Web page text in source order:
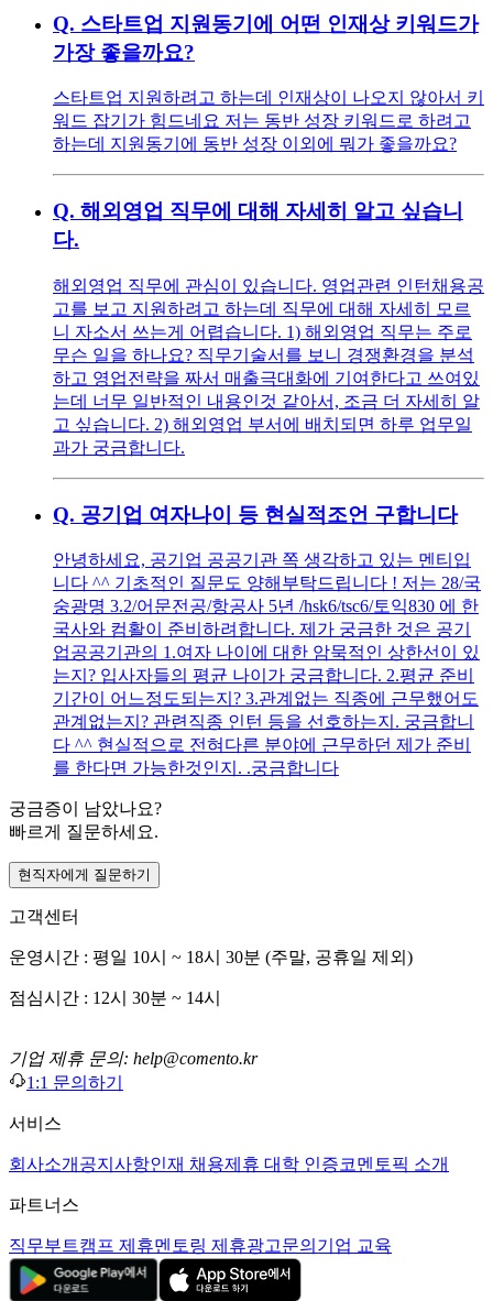
Q. 스타트업 지원동기에 어떤 인재상 키워드가
가장 좋을까요?
스타트업 지원하려고 하는데 인재상이 나오지 않아서 키
워드 잡기가 힘드네요 저는 동반 성장 키워드로 하려고
하는데 지원동기에 동반 성장 이외에 뭐가 좋을까요?
Q. 해외영업 직무에 대해 자세히 알고 싶습니
다.
해외영업 직무에 관심이 있습니다. 영업관련 인턴채용공
고를 보고 지원하려고 하는데 직무에 대해 자세히 모르
니 자소서 쓰는게 어렵습니다. 1) 해외영업 직무는 주로
무슨 일을 하나요? 직무기술서를 보니 경쟁환경을 분석
하고 영업전략을 짜서 매출극대화에 기여한다고 쓰여있
는데 너무 일반적인 내용인것 같아서, 조금 더 자세히 알
고 싶습니다. 2) 해외영업 부서에 배치되면 하루 업무일
과가 궁금합니다.
Q. 공기업 여자나이 등 현실적조언 구합니다
안녕하세요, 공기업 공공기관 쪽 생각하고 있는 멘티입
니다 ^^ 기초적인 질문도 양해부탁드립니다 ! 저는 28/국
숭광명 3.2/어문전공/항공사 5년 /hsk6/tsc6/토익830 에 한
국사와 컴활이 준비하려합니다. 제가 궁금한 것은 공기
업공공기관의 1.여자 나이에 대한 암묵적인 상한선이 있
는지? 입사자들의 평균 나이가 궁금합니다. 2.평균 준비
기간이 어느정도되는지? 3.관계없는 직종에 근무했어도
관계없는지? 관련직종 인턴 등을 선호하는지. 궁금합니
다 ^^ 현실적으로 전혀다른 분야에 근무하던 제가 준비
를 한다면 가능한것인지. .궁금합니다
궁금증이 남았나요?
빠르게 질문하세요.
현직자에게 질문하기
고객센터
운영시간 : 평일 10시 ~ 18시 30분 (주말, 공휴일 제외)
점심시간 : 12시 30분 ~ 14시
기업 제휴 문의: help@comento.kr
1:1 문의하기
서비스
회사소개 공지사항인재 채용제휴 대학 인증코멘토픽 소개
파트너스
직무부트캠프 제휴멘토링 제휴광고문의 기업 교육